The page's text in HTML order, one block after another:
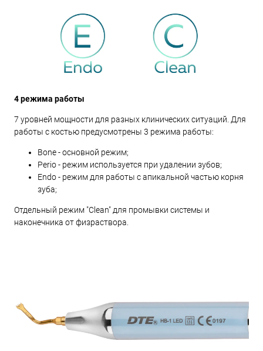
4 режима работы
7 уровней мощности для разных клинических ситуаций. Для
работы с костью предусмотрены 3 режима работы:
Bone - основной режим;
Perio - режим используется при удалении зубов;
Endo - режим для работы с апикальной частью корня
зуба;
Отдельный режим "Clean" для промывки системы и
наконечника от физраствора.